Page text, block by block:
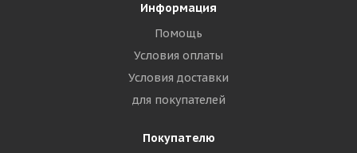
Информация
Помощь
Условия оплаты
Условия доставки
для покупателей
Покупателю